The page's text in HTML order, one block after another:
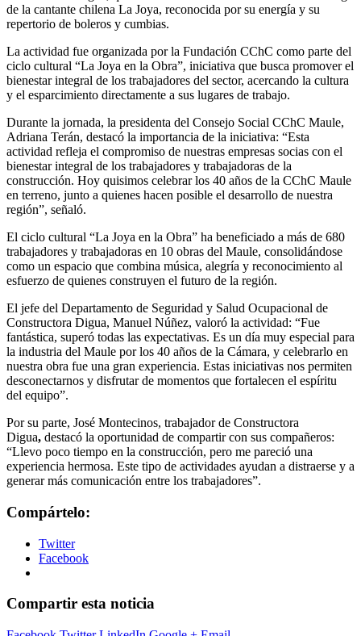
de la cantante chilena La Joya, reconocida por su energía y su
repertorio de boleros y cumbias.
La actividad fue organizada por la Fundación CChC como parte del
ciclo cultural “La Joya en la Obra”, iniciativa que busca promover el
bienestar integral de los trabajadores del sector, acercando la cultura
y el esparcimiento directamente a sus lugares de trabajo.
Durante la jornada, la presidenta del Consejo Social CChC Maule,
Adriana Terán, destacó la importancia de la iniciativa: “Esta
actividad refleja el compromiso de nuestras empresas socias con el
bienestar integral de los trabajadores y trabajadoras de la
construcción. Hoy quisimos celebrar los 40 años de la CChC Maule
en terreno, junto a quienes hacen posible el desarrollo de nuestra
región”, señaló.
El ciclo cultural “La Joya en la Obra” ha beneficiado a más de 680
trabajadores y trabajadoras en 10 obras del Maule, consolidándose
como un espacio que combina música, alegría y reconocimiento al
esfuerzo de quienes construyen el futuro de la región.
El jefe del Departamento de Seguridad y Salud Ocupacional de
Constructora Digua, Manuel Núñez, valoró la actividad: “Fue
fantástica, superó todas las expectativas. Es un día muy especial para
la industria del Maule por los 40 años de la Cámara, y celebrarlo en
nuestra obra fue una gran experiencia. Estas iniciativas nos permiten
desconectarnos y disfrutar de momentos que fortalecen el espíritu
del equipo”.
Por su parte, José Montecinos, trabajador de Constructora
Digua, destacó la oportunidad de compartir con sus compañeros:
“Llevo poco tiempo en la construcción, pero me pareció una
experiencia hermosa. Este tipo de actividades ayudan a distraerse y a
generar más comunicación entre los trabajadores”.
Compártelo:
Twitter
Facebook
Compartir esta noticia